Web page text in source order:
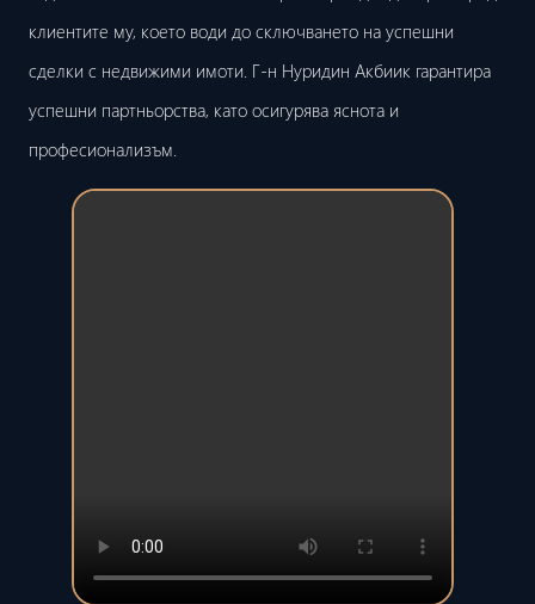
клиентите му, което води до сключването на успешни
сделки с недвижими имоти. Г-н Нуридин Акбиик гарантира
успешни партньорства, като осигурява яснота и
професионализъм.